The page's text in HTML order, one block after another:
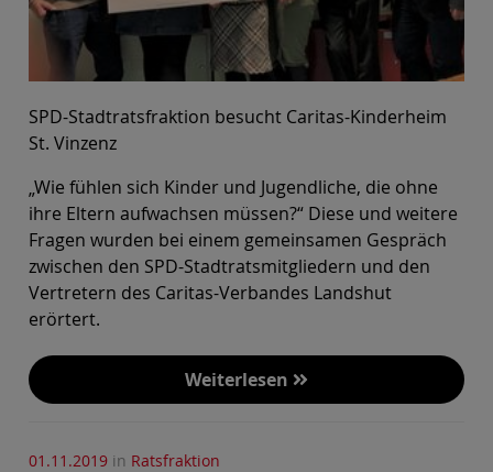
SPD-Stadtratsfraktion besucht Caritas-Kinderheim
St. Vinzenz
„Wie fühlen sich Kinder und Jugendliche, die ohne
ihre Eltern aufwachsen müssen?“ Diese und weitere
Fragen wurden bei einem gemeinsamen Gespräch
zwischen den SPD-Stadtratsmitgliedern und den
Vertretern des Caritas-Verbandes Landshut
erörtert.
Weiterlesen
01.11.2019 in Ratsfraktion